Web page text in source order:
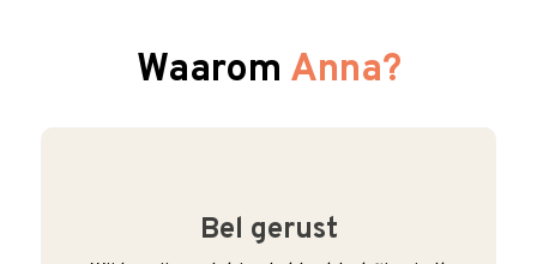
Waarom Anna?
Bel gerust